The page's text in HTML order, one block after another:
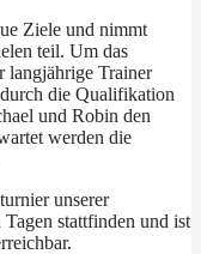
Ziele und nimmt
teil. Um das
langjährige Trainer
die Qualifikation
und Robin den
werden die
unserer
stattfinden und ist